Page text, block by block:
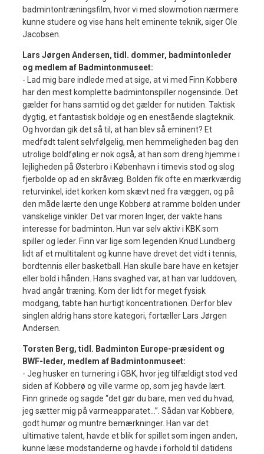
badmintontræningsfilm, hvor vi med slowmotion nærmere
kunne studere og vise hans helt eminente teknik, siger Ole
Jacobsen.
Lars Jørgen Andersen, tidl. dommer, badmintonleder
og medlem af Badmintonmuseet:
- Lad mig bare indlede med at sige, at vi med Finn Kobberø
har den mest komplette badmintonspiller nogensinde. Det
gælder for hans samtid og det gælder for nutiden. Taktisk
dygtig, et fantastisk boldøje og en enestående slagteknik.
Og hvordan gik det så til, at han blev så eminent? Et
medfødt talent selvfølgelig, men hemmeligheden bag den
utrolige boldføling er nok også, at han som dreng hjemme i
lejligheden på Østerbro i København i timevis stod og slog
fjerbolde op ad en skråvæg. Bolden fik ofte en mærkværdig
returvinkel, idet korken kom skævt ned fra væggen, og på
den måde lærte den unge Kobberø at ramme bolden under
vanskelige vinkler. Det var moren Inger, der vakte hans
interesse for badminton. Hun var selv aktiv i KBK som
spiller og leder. Finn var lige som legenden Knud Lundberg
lidt af et multitalent og kunne have drevet det vidt i tennis,
bordtennis eller basketball. Han skulle bare have en ketsjer
eller bold i hånden. Hans svaghed var, at han var luddoven,
hvad angår træning. Kom der lidt for meget fysisk
modgang, tabte han hurtigt koncentrationen. Derfor blev
singlen aldrig hans store kategori, fortæller Lars Jørgen
Andersen.
Torsten Berg, tidl. Badminton Europe-præsident og
BWF-leder, medlem af Badmintonmuseet:
- Jeg husker en turnering i GBK, hvor jeg tilfældigt stod ved
siden af Kobberø og ville varme op, som jeg havde lært.
Finn grinede og sagde “det gør du bare, men ved du hvad,
jeg sætter mig på varmeapparatet…”. Sådan var Kobberø,
godt humør og muntre bemærkninger. Han var det
ultimative talent, havde et blik for spillet som ingen anden,
kunne læse modstanderne og havde i forhold til datidens